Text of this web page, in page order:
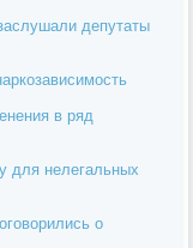
депутаты
в ряд
для нелегальных
о